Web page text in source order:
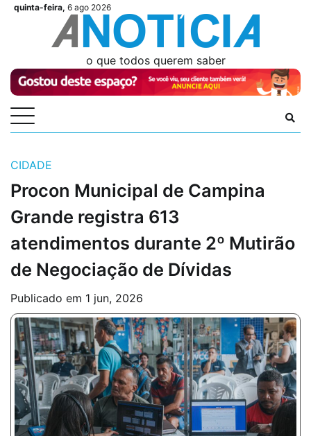
Skipquinta-feira, 6 ago 2026
Videos
Videos
Podcasts
Podcasts
Author
Author
LoginLogin
o que todos querem saber
CIDADE
Procon Municipal de Campina
Grande registra 613
atendimentos durante 2º Mutirão
de Negociação de Dívidas
Publicado em 1 jun, 2026